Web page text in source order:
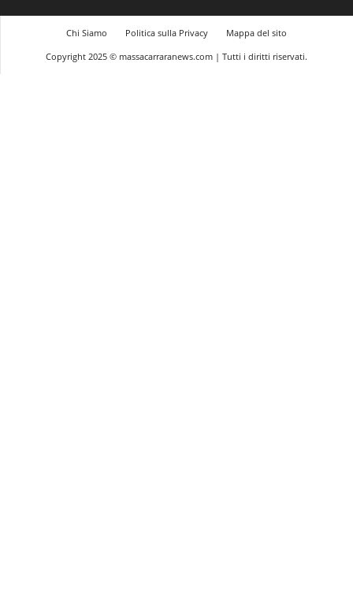
Chi Siamo Politica sulla Privacy
Mappa del sito
Copyright 2025 © massacarraranews.com | Tutti i diritti riservati.